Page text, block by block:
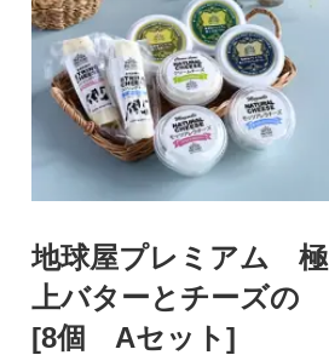
地球屋プレミアム 極
上バターとチーズの
[8個 Aセット]